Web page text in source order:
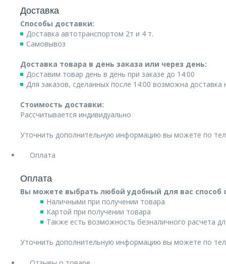
Доставка
Способы доставки:
Доставка автотранспортом 2т и 4 т.
Самовывоз
Доставка товара в день заказа или через день:
Доставим товар день в день при заказе до 14:00
Для заказов, сделанных после 14:00 возможна
Стоимость доставки:
Рассчитывается индивидуально
Уточнить дополнительную информацию вы можете по
Оплата
Оплата
Вы можете выбрать любой удобный для вас способ
Наличными при получении товара
Картой при получении товара
Также есть возможность безналичного расчета
Уточнить дополнительную информацию вы можете по